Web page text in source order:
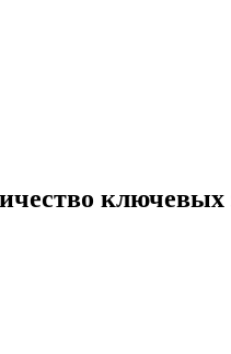
ключевых